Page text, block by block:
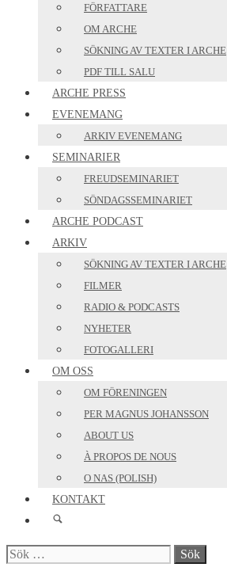
FÖRFATTARE
OM ARCHE
SÖKNING AV TEXTER I ARCHE
PDF TILL SALU
ARCHE PRESS
EVENEMANG
ARKIV EVENEMANG
SEMINARIER
FREUDSEMINARIET
SÖNDAGSSEMINARIET
ARCHE PODCAST
ARKIV
SÖKNING AV TEXTER I ARCHE
FILMER
RADIO & PODCASTS
NYHETER
FOTOGALLERI
OM OSS
OM FÖRENINGEN
PER MAGNUS JOHANSSON
ABOUT US
À PROPOS DE NOUS
O NAS (POLISH)
KONTAKT
Sök